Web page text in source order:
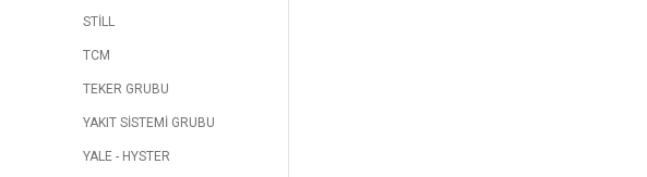
STİLL
TCM
TEKER GRUBU
YAKIT SİSTEMİ GRUBU
YALE - HYSTER